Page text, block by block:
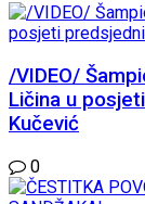
/VIDEO/
Ličina u
Kučević
0